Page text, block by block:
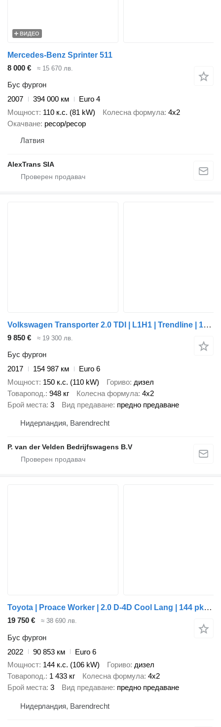
ВИДЕО
Mercedes-Benz Sprinter 511
8 000 €
≈ 15 670 лв.
Бус фургон
2007
394 000 км
Euro 4
Мощност 110 к.с. (81 kW) Колесна формула 4x2
Окачване ресор/ресор
Латвия
AlexTrans SIA
Volkswagen Transporter 2.0 TDI | L1H1 | Trendline | 150 pk |
9 850 € ≈ 19 300 лв.
Бус фургон
2017
154 987 км
Euro 6
Мощност 150 к.с. (110 kW) Гориво дизел
Товаропод. 948 кг Колесна формула 4x2
Брой места 3 Вид предаване предно предаване
Нидерландия, Barendrecht
P. van der Velden Bedrijfswagens B.V
Toyota | Proace Worker | 2.0 D-4D Cool Lang | 144 pk | trekhaak | 2022
19 750 € ≈ 38 690 лв.
Бус фургон
2022
90 853 км
Euro 6
Мощност 144 к.с. (106 kW) Гориво дизел
Товаропод. 1 433 кг Колесна формула 4x2
Брой места 3 Вид предаване предно предаване
Нидерландия, Barendrecht